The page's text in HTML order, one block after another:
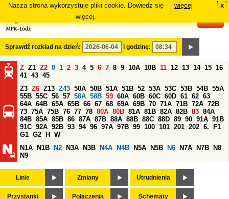
Nasza strona wykorzystuje pliki cookie. Dowiedz się
więcej.
więcej x
Sprawdź rozkład na dzień: i godzinę:
Z Z1 Z2 0 1 2 3 4 5 6 7 8 9 10A 10B 11 12 13 14 15 16
41 43 45
Z3 Z6 Z13 Z43 50A 50B 51A 51B 52 53A 53C 53B 54B 55A
55B 55C 56 57 58A 58B 59 60A 60B 60C 60D 61 62 63
64A 64B 65A 65B 66 67 68 69A 69B 70 71A 71B 72A 72B
73 75A 75B 76 77 78 80A 80B 81A 81B 82A 82B 83 84A
84B 85A 85B 86 87A 87B 88A 88B 88C 88D 89 90 91A 91B
91C 92A 92B 93 94 96 97A 97B 99 100 101 201 202 6.
F1
G1 G2 H
W
N1A
N1B N2 N3A N3B N4A N4B N5A N5B N6 N7A N7B
N8
N9
Linie Zmiany Utrudnienia
Przystanki Połączenia Schematy